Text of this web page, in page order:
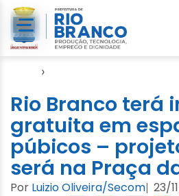
›
Rio Branco terá
gratuita em
púbicos –
será na Praça
Por Luizio Oliveira/Secom| 23/